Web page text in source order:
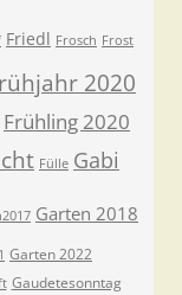
Friedl Frosch Frost
2020
Frühling 2020
Fülle Gabi
Garten 2018
Garten 2022
Gaudetesonntag